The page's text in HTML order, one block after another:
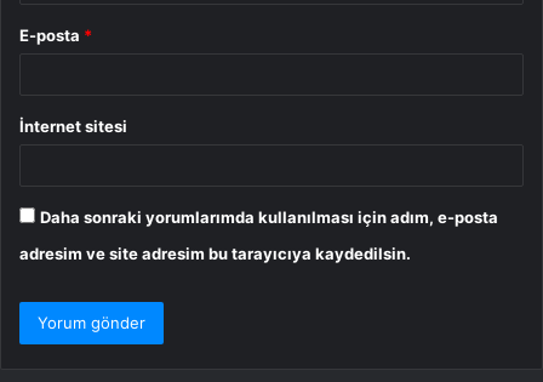
E-posta *
İnternet sitesi
Daha sonraki yorumlarımda kullanılması için adım, e-posta
adresim ve site adresim bu tarayıcıya kaydedilsin.